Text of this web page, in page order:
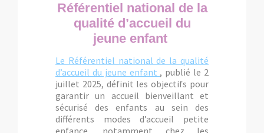
Référentiel national de la
qualité d’accueil du
jeune enfant
Le Référentiel national de la qualité
d’accueil du jeune enfant, publié le 2
juillet 2025, définit les objectifs pour
garantir un accueil bienveillant et
sécurisé des enfants au sein des
différents modes d’accueil petite
enfance, notamment chez les